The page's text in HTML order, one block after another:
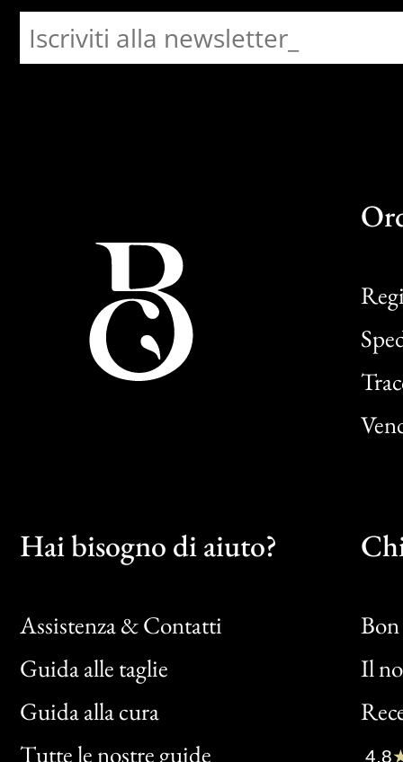
Hai bisogno di aiuto?
Assistenza & Contatti
Guida alle taglie
Guida alla cura
Tutte le nostre guide
Il
Bon
Clic
4,8